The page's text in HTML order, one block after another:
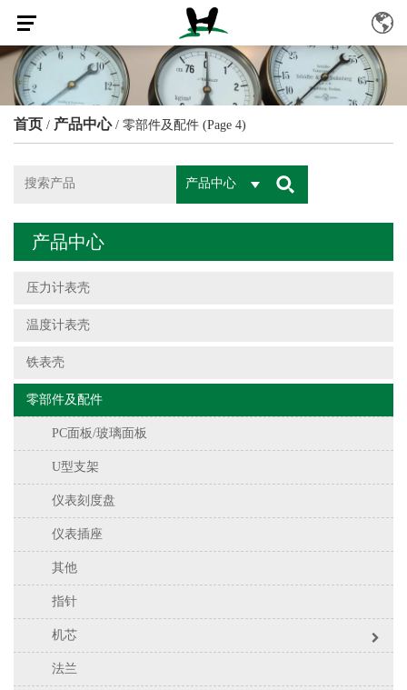
首页 / 产品中心/ 零部件及配件 (Page 4)
产品中心
产品中心
压力计表壳
温度计表壳
铁表壳
零部件及配件
PC面板/玻璃面板
U型支架
仪表刻度盘
仪表插座
其他
指针
机芯
法兰